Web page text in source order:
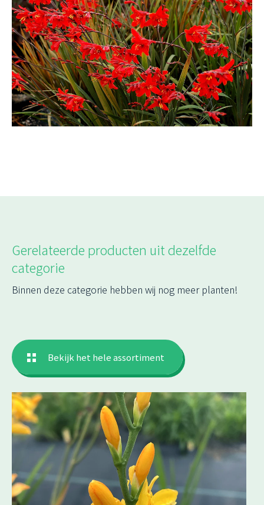
Gerelateerde producten uit dezelfde
categorie
Binnen deze categorie hebben wij nog meer planten!
Bekijk het hele assortiment